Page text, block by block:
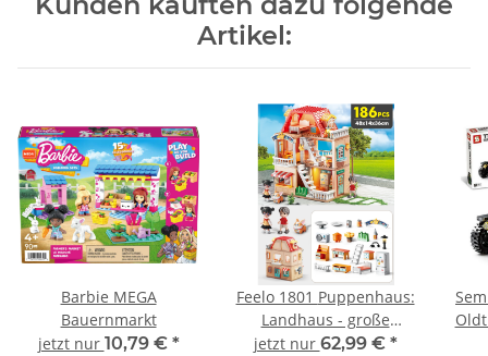
Artikel:
Barbie MEGA
Bauernmarkt
jetzt nur 10,79 € *
Feelo 1801 Puppenhaus:
Landhaus - große
Klemmbausteine
jetzt nur 62,99 € *